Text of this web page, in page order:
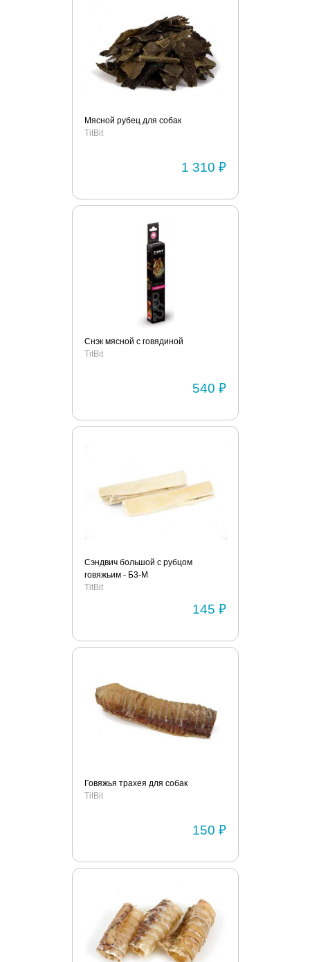
Мясной рубец для собак
TitBit
1 310 ₽
Снэк мясной с говядиной
TitBit
540 ₽
Сэндвич большой с рубцом
говяжьим - Б3-M
TitBit
145 ₽
Говяжья трахея для собак
TitBit
150 ₽